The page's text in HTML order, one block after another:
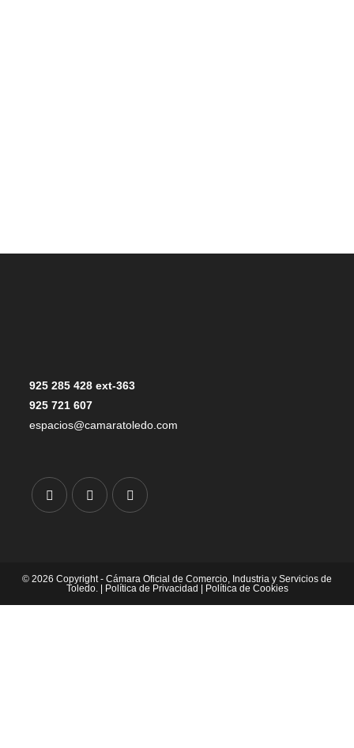
925 285 428 ext-363
925 721 607
espacios@camaratoledo.com
© 2026 Copyright - Cámara Oficial de Comercio, Industria y Servicios de
Toledo. | Política de Privacidad | Política de Cookies